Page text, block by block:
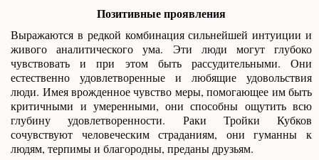
Позитивные проявления
Выражаются в редкой комбинация сильнейшей интуиции и
живого аналитического ума. Эти люди могут глубоко
чувствовать и при этом быть рассудительными. Они
естественно удовлетворенные и любящие удовольствия
люди. Имея врожденное чувство меры, помогающее им быть
критичными и умеренными, они способны ощутить всю
глубину удовлетворенности. Раки Тройки Кубков
сочувствуют человеческим страданиям, они гуманны к
людям, терпимы и благородны, преданы друзьям.